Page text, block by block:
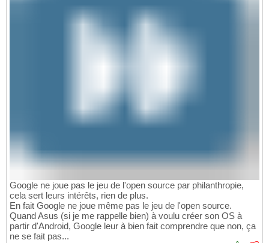
Google ne joue pas le jeu de l'open source par philanthropie,
cela sert leurs intérêts, rien de plus.
En fait Google ne joue même pas le jeu de l'open source.
Quand Asus (si je me rappelle bien) à voulu créer son OS à
partir d'Android, Google leur à bien fait comprendre que non, ça
ne se fait pas...